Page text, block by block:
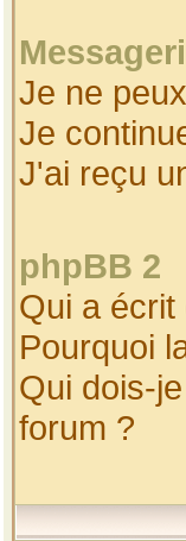
Je ne
Je
J'ai reçu
phpBB 2
Qui a écrit
Pourquoi
Qui dois-
forum ?